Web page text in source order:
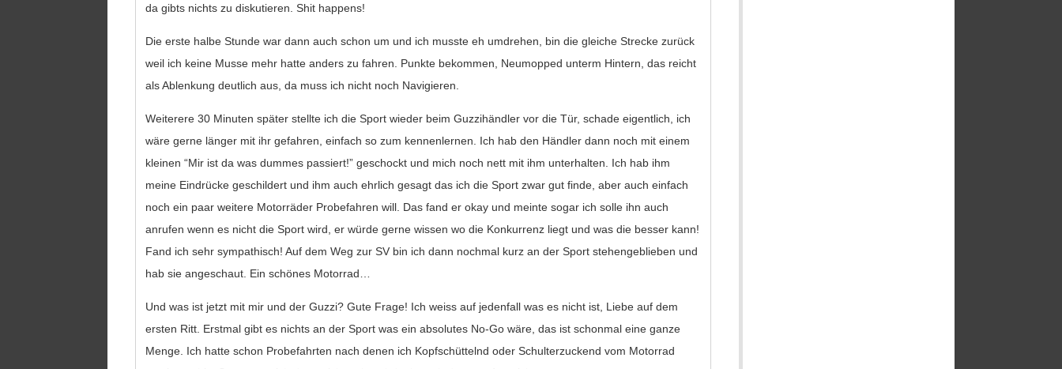
da gibts nichts zu diskutieren. Shit happens!
Die erste halbe Stunde war dann auch schon um und ich musste eh umdrehen, bin die gleiche Strecke zurück
weil ich keine Musse mehr hatte anders zu fahren. Punkte bekommen, Neumopped unterm Hintern, das reicht
als Ablenkung deutlich aus, da muss ich nicht noch Navigieren.
Weiterere 30 Minuten später stellte ich die Sport wieder beim Guzzihändler vor die Tür, schade eigentlich, ich
wäre gerne länger mit ihr gefahren, einfach so zum kennenlernen. Ich hab den Händler dann noch mit einem
kleinen “Mir ist da was dummes passiert!” geschockt und mich noch nett mit ihm unterhalten. Ich hab ihm
meine Eindrücke geschildert und ihm auch ehrlich gesagt das ich die Sport zwar gut finde, aber auch einfach
noch ein paar weitere Motorräder Probefahren will. Das fand er okay und meinte sogar ich solle ihn auch
anrufen wenn es nicht die Sport wird, er würde gerne wissen wo die Konkurrenz liegt und was die besser kann!
Fand ich sehr sympathisch! Auf dem Weg zur SV bin ich dann nochmal kurz an der Sport stehengeblieben und
hab sie angeschaut. Ein schönes Motorrad…
Und was ist jetzt mit mir und der Guzzi? Gute Frage! Ich weiss auf jedenfall was es nicht ist, Liebe auf dem
ersten Ritt. Erstmal gibt es nichts an der Sport was ein absolutes No-Go wäre, das ist schonmal eine ganze
Menge. Ich hatte schon Probefahrten nach denen ich Kopfschüttelnd oder Schulterzuckend vom Motorrad